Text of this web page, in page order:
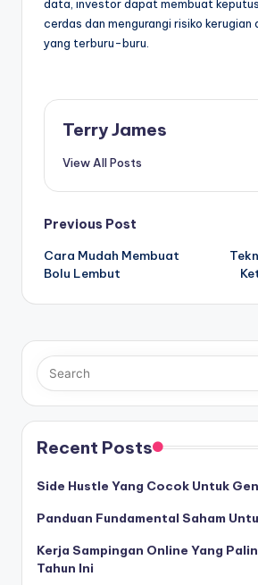
data, investor dapat membuat
cerdas dan mengurangi risiko kerugian
yang terburu-buru.
Terry James
View All Posts
Post
navigation
Previous Post
Cara Mudah Membuat
Bolu Lembut
Recent Posts
Side Hustle Yang Cocok Untuk
Panduan Fundamental Saham
Kerja Sampingan Online Yang
Tahun Ini